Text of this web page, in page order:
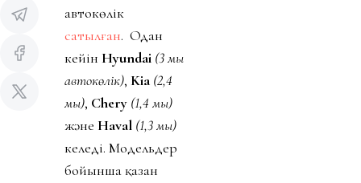
автокөлік
сатылған. Одан
кейін Hyundai (3 мың
автокөлік), Kia (2,4
мың), Chery (1,4 мың)
және Haval (1,3 мың)
келеді. Модельдер
бойынша қазан